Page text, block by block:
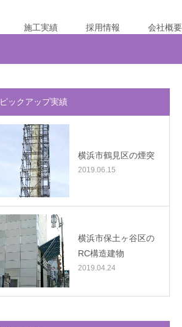
施工実績 採用情報 会社概要
ピックアップ実績
横浜市鶴見区の煙突
2019.06.15
横浜市保土ヶ谷区の
RC構造建物
2019.04.24